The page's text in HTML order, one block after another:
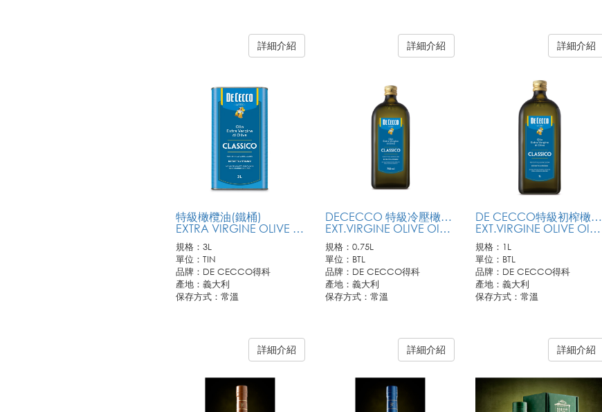
詳細介紹 詳細介紹 詳細介紹
特級橄欖油(鐵桶)
EXTRA VIRGINE OLIVE OIL
規格：3L
單位：TIN
品牌：DE CECCO得科
產地：義大利
保存方式：常溫
詳細介紹
DECECCO 特級冷壓橄欖油(藍標)(中罐)
EXT.VIRGINE OLIVE OIL(CLASSICO)
規格：0.75L
單位：BTL
品牌：DE CECCO得科
產地：義大利
保存方式：常溫
詳細介紹
DE CECCO特級初榨橄欖油1L (藍標)(大罐)
EXT.VIRGINE OLIVE OIL (CLASSICO)
規格：1L
單位：BTL
品牌：DE CECCO得科
產地：義大利
保存方式：常溫
詳細介紹